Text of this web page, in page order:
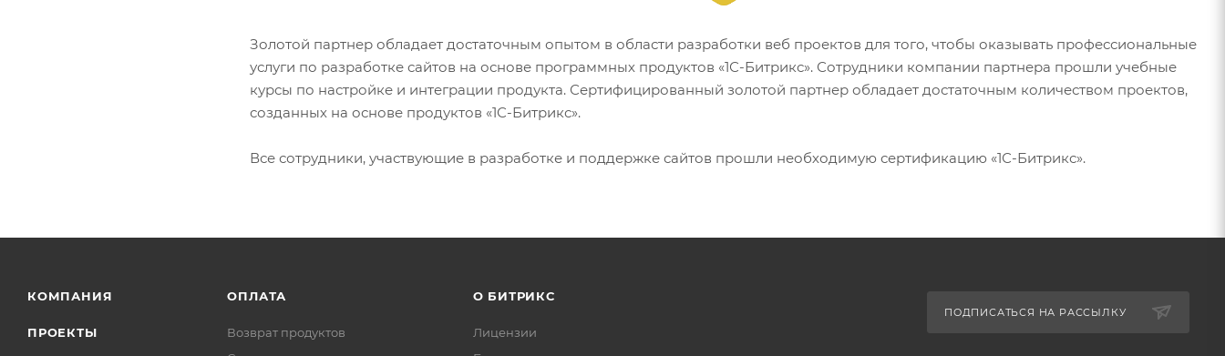
Золотой партнер обладает достаточным опытом в области разработки веб проектов для того, чтобы оказывать профессиональные
услуги по разработке сайтов на основе программных продуктов «1С-Битрикс». Сотрудники компании партнера прошли учебные
курсы по настройке и интеграции продукта. Сертифицированный золотой партнер обладает достаточным количеством проектов,
созданных на основе продуктов «1С-Битрикс».
Все сотрудники, участвующие в разработке и поддержке сайтов прошли необходимую сертификацию «1С-Битрикс».
КОМПАНИЯ
ПРОЕКТЫ
ОПЛАТА
Возврат продуктов
О БИТРИКС
Лицензии
ПОДПИСАТЬСЯ НА РАССЫЛКУ